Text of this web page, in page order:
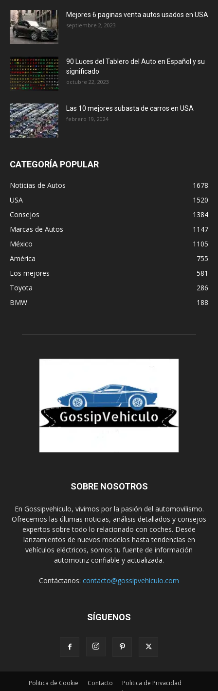
Mejores 6 paginas venta autos usados en USA
septiembre 2, 2023
90 Luces del Tablero del Auto en Español y su
significado
octubre 22, 2023
Las 10 mejores subasta de carros en USA
febrero 19, 2024
CATEGORÍA POPULAR
Noticias de Autos
1678
USA
1520
Consejos
1384
Marcas de Autos
1147
México
1105
América
755
Los mejores
581
Toyota
286
BMW
188
SOBRE NOSOTROS
En Gossipvehiculo, vivimos por la pasión del automovilismo.
Ofrecemos las últimas noticias, análisis detallados y consejos
expertos sobre todo lo relacionado con coches. Desde
lanzamientos de nuevos modelos hasta tendencias en
vehículos eléctricos, somos tu fuente de información
automotriz confiable y actualizada.
Contáctanos: contacto@gossipvehiculo.com
SÍGUENOS
Politica de Cookie Contacto
Politica de Privacidad